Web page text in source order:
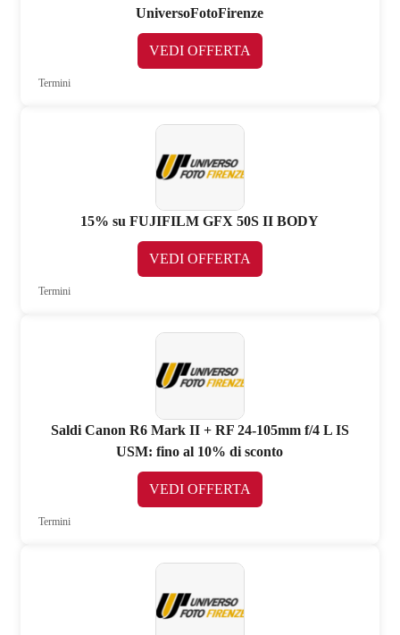
UniversoFotoFirenze
VEDI OFFERTA
Termini
15% su FUJIFILM GFX 50S II BODY
VEDI OFFERTA
Termini
Saldi Canon R6 Mark II + RF 24-105mm f/4 L IS
USM: fino al 10% di sconto
VEDI OFFERTA
Termini